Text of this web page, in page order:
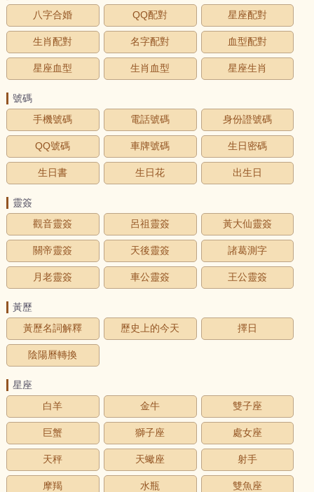
八字合婚
QQ配對 星座配對
生肖配對 名字配對 血型配對
星座血型 生肖血型 星座生肖
號碼
手機號碼
電話號碼 身份證號碼
QQ號碼 車牌號碼 生日密碼
生日書 生日花 出生日
靈簽
觀音靈簽
呂祖靈簽 黃大仙靈簽
關帝靈簽 天後靈簽 諸葛測字
月老靈簽 車公靈簽 王公靈簽
黃歷
黃歷名詞解釋
歷史上的今天 擇日
陰陽曆轉換
星座
白羊
金牛 雙子座
巨蟹 獅子座 處女座
天秤 天蠍座 射手
摩羯 水瓶 雙魚座